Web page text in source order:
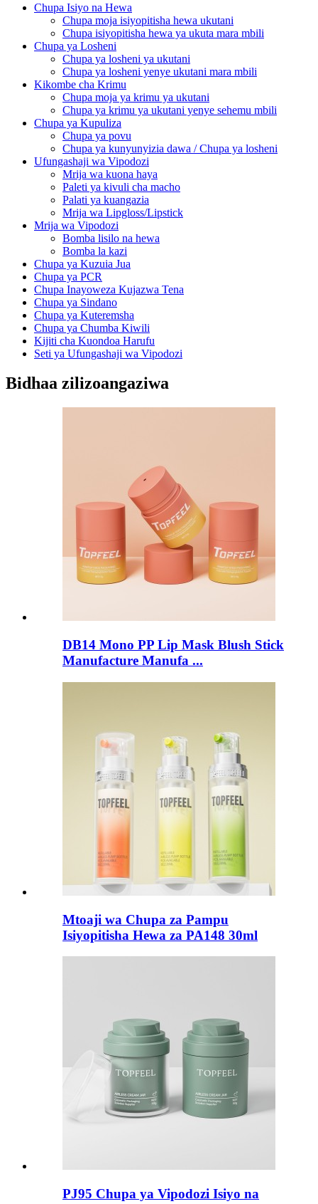
Chupa Isiyo na Hewa
Chupa moja isiyopitisha hewa ukutani
Chupa isiyopitisha hewa ya ukuta mara mbili
Chupa ya Losheni
Chupa ya losheni ya ukutani
Chupa ya losheni yenye ukutani mara mbili
Kikombe cha Krimu
Chupa moja ya krimu ya ukutani
Chupa ya krimu ya ukutani yenye sehemu mbili
Chupa ya Kupuliza
Chupa ya povu
Chupa ya kunyunyizia dawa / Chupa ya losheni
Ufungashaji wa Vipodozi
Mrija wa kuona haya
Paleti ya kivuli cha macho
Palati ya kuangazia
Mrija wa Lipgloss/Lipstick
Mrija wa Vipodozi
Bomba lisilo na hewa
Bomba la kazi
Chupa ya Kuzuia Jua
Chupa ya PCR
Chupa Inayoweza Kujazwa Tena
Chupa ya Sindano
Chupa ya Kuteremsha
Chupa ya Chumba Kiwili
Kijiti cha Kuondoa Harufu
Seti ya Ufungashaji wa Vipodozi
Bidhaa zilizoangaziwa
DB14 Mono PP Lip Mask Blush Stick
Manufacture Manufa ...
Mtoaji wa Chupa za Pampu
Isiyopitisha Hewa za PA148 30ml
PJ95 Chupa ya Vipodozi Isiyo na